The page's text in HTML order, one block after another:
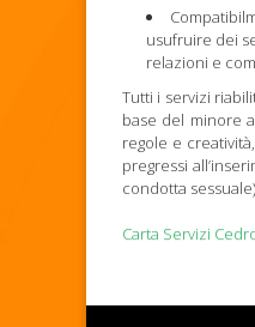
usufruire dei
relazioni e
Tutti i servizi
base del minore
regole e
pregressi
condotta sessuale).
Carta Servizi